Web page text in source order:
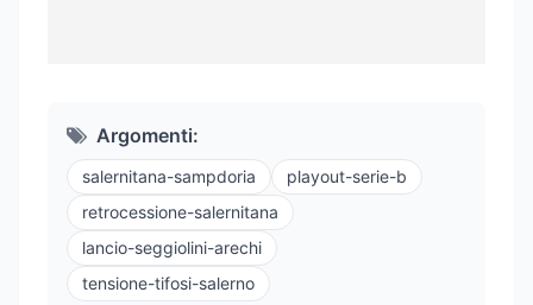
Argomenti:
salernitana-sampdoria
playout-serie-b
retrocessione-salernitana
lancio-seggiolini-arechi
tensione-tifosi-salerno